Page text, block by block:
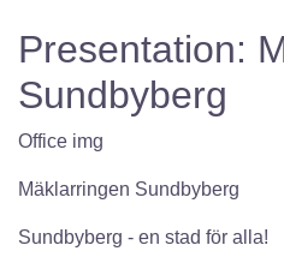
Presentation:
Sundbyberg
Office img
Mäklarringen Sundbyberg
Sundbyberg - en stad för alla!